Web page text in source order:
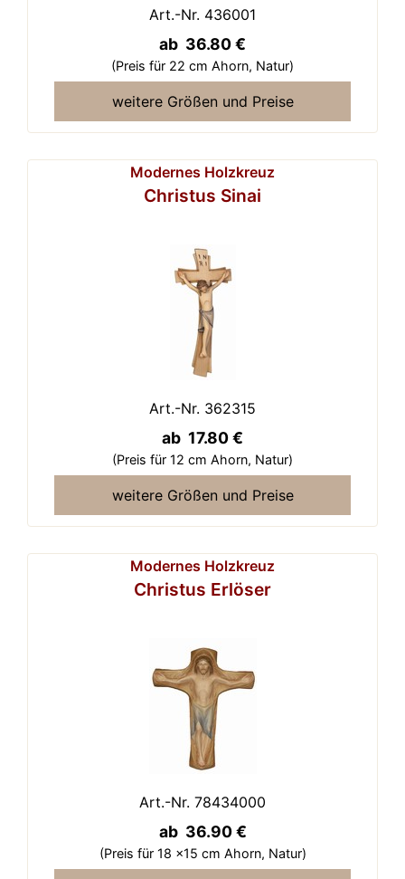
Art.-Nr. 436001
ab 36.80 €
(Preis für 22 cm Ahorn, Natur)
weitere Größen und Preise
Modernes Holzkreuz
Christus Sinai
Art.-Nr. 362315
ab 17.80 €
(Preis für 12 cm Ahorn, Natur)
weitere Größen und Preise
Modernes Holzkreuz
Christus Erlöser
Art.-Nr. 78434000
ab 36.90 €
(Preis für 18 x15 cm Ahorn, Natur)